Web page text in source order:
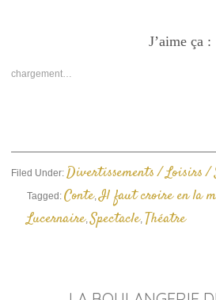
Facebook(ouvre
dans
dans
J’aime ça :
chargement…
Filed Under: Divertissements / Loisirs /
Tagged:Conte,Il faut croire en la
Lucernaire,Spectacle, Théatre